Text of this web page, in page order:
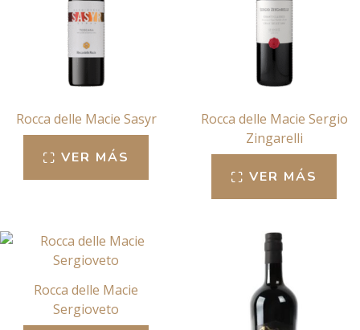
Rocca delle Macie Sasyr
VER MÁS
Rocca delle Macie Sergio
Zingarelli
VER MÁS
Rocca delle Macie
Sergioveto